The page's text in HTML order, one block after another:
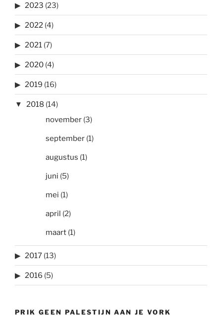
2023 (23)
2022 (4)
2021 (7)
2020 (4)
2019 (16)
2018 (14)
november(3)
september(1)
augustus (1)
juni (5)
mei (1)
april (2)
maart(1)
2017 (13)
2016 (5)
PRIK GEEN PALESTIJN AAN JE VORK